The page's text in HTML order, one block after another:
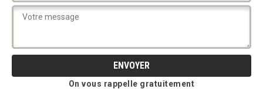
On vous rappelle gratuitement